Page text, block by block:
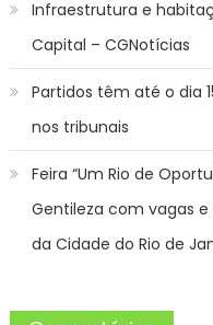
Infraestrutura e
Capital – CGNotícias
Partidos têm até o dia
nos tribunais
Feira “Um Rio de
Gentileza com vagas
da Cidade do Rio de